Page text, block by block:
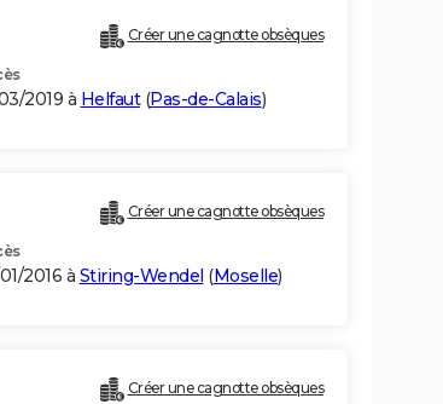
Créer une cagnotte obsèques
2019 à Helfaut(Pas-de-Calais)
Créer une cagnotte obsèques
2016 à Stiring-Wendel (Moselle)
Créer une cagnotte obsèques